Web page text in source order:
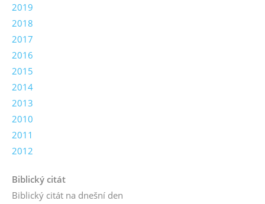
2019
2018
2017
2016
2015
2014
2013
2010
2011
2012
Biblický citát
Biblický citát na dnešní den